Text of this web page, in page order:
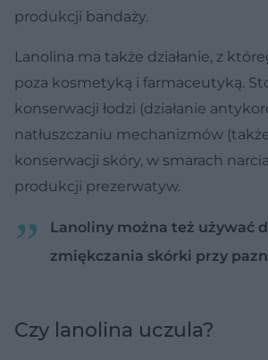
produkcji bandaży.
Lanolina ma także działanie, z
poza kosmetyką i farmaceutyką.
konserwacji łodzi (działanie
natłuszczaniu mechanizmów
konserwacji skóry, w smarach
produkcji prezerwatyw.
Lanoliny można też używać
zmiękczania skórki przy
Czy lanolina uczula?